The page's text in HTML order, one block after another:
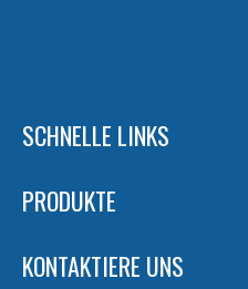
SCHNELLE LINKS
PRODUKTE
KONTAKTIERE UNS